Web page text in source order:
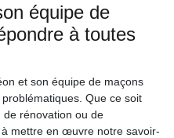
équipe de
à toutes
et son équipe de maçons
Que ce soit
de rénovation ou de
mettre en œuvre notre savoir-